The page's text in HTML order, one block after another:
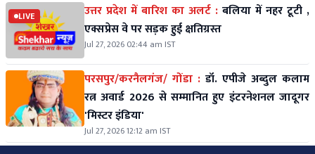
LIVE उत्तर प्रदेश में बारिश का अलर्ट : बलिया में नहर टूटी ,
एक्सप्रेस वे पर सड़क हुई क्षतिग्रस्त
Jul 27, 2026 02:44 am IST
परसपुर/करनैलगंज/ गोंडा : डॉ. एपीजे अब्दुल कलाम
रत्न अवार्ड 2026 से सम्मानित हुए इंटरनेशनल जादूगर
'मिस्टर इंडिया'
Jul 27, 2026 12:12 am IST